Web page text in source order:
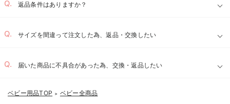
返品条件はありますか？
サイズを間違って注文した為、返品・交換したい
届いた商品に不具合があった為、交換・返品したい
ベビー用品TOP ＞ ベビー全商品